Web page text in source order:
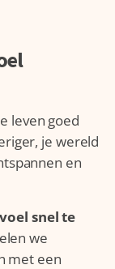
leven goed
je wereld
en
snel te
we
met een